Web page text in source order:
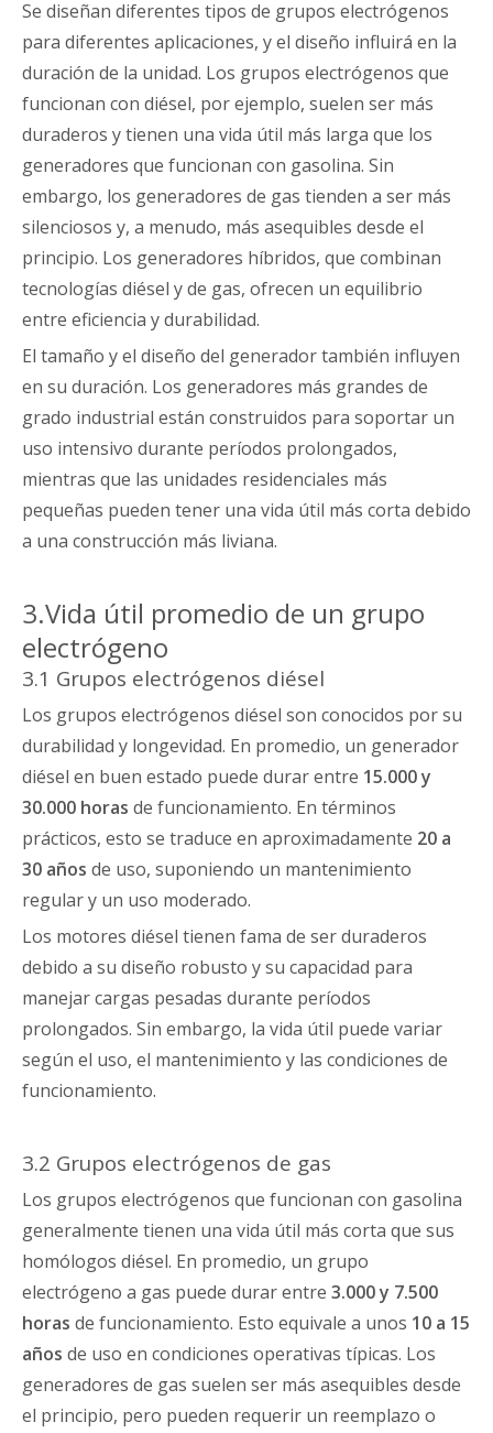
Se diseñan diferentes tipos de grupos electrógenos
para diferentes aplicaciones, y el diseño influirá en la
duración de la unidad. Los grupos electrógenos que
funcionan con diésel, por ejemplo, suelen ser más
duraderos y tienen una vida útil más larga que los
generadores que funcionan con gasolina. Sin
embargo, los generadores de gas tienden a ser más
silenciosos y, a menudo, más asequibles desde el
principio. Los generadores híbridos, que combinan
tecnologías diésel y de gas, ofrecen un equilibrio
entre eficiencia y durabilidad.
El tamaño y el diseño del generador también influyen
en su duración. Los generadores más grandes de
grado industrial están construidos para soportar un
uso intensivo durante períodos prolongados,
mientras que las unidades residenciales más
pequeñas pueden tener una vida útil más corta debido
a una construcción más liviana.
3.Vida útil promedio de un grupo
electrógeno
3.1 Grupos electrógenos diésel
Los grupos electrógenos diésel son conocidos por su
durabilidad y longevidad. En promedio, un generador
diésel en buen estado puede durar entre 15.000 y
30.000 horas de funcionamiento. En términos
prácticos, esto se traduce en aproximadamente 20 a
30 años de uso, suponiendo un mantenimiento
regular y un uso moderado.
Los motores diésel tienen fama de ser duraderos
debido a su diseño robusto y su capacidad para
manejar cargas pesadas durante períodos
prolongados. Sin embargo, la vida útil puede variar
según el uso, el mantenimiento y las condiciones de
funcionamiento.
3.2 Grupos electrógenos de gas
Los grupos electrógenos que funcionan con gasolina
generalmente tienen una vida útil más corta que sus
homólogos diésel. En promedio, un grupo
electrógeno a gas puede durar entre 3.000 y 7.500
horas de funcionamiento. Esto equivale a unos 10 a 15
años de uso en condiciones operativas típicas. Los
generadores de gas suelen ser más asequibles desde
el principio, pero pueden requerir un reemplazo o